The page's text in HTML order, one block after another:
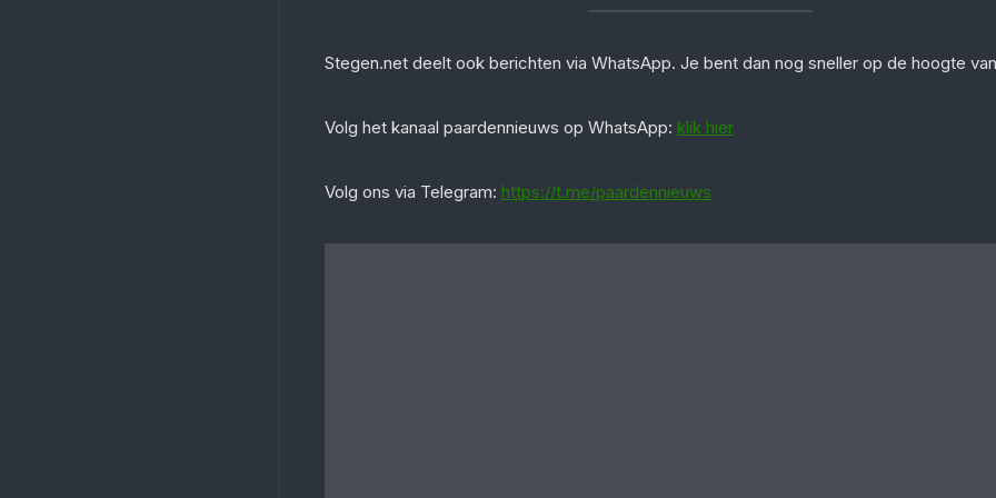
Stegen.net deelt ook berichten via WhatsApp. Je bent dan nog sneller op de hoogte
‎Volg het kanaal paardennieuws op WhatsApp: klik hier
Volg ons via Telegram: https://t.me/paardennieuws